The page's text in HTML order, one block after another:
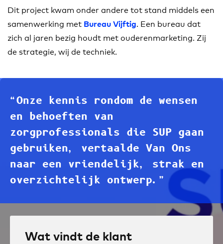
Dit project kwam onder andere tot stand middels een
samenwerking met Bureau Vijftig. Een bureau dat
zich al jaren bezig houdt met ouderenmarketing. Zij
de strategie, wij de techniek.
“Onze kennis rondom de wensen
en behoeften van
zorgprofessionals die SUP gaan
gebruiken, vertaalde Van Ons
naar een vriendelijk, strak en
overzichtelijk ontwerp.”
Wat vindt de klant